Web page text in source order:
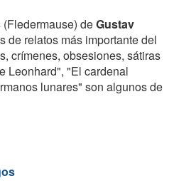
(Fledermause) deGustav
de relatos más importante del
crímenes, obsesiones, sátiras
Leonhard", "El cardenal
lunares" son algunos de